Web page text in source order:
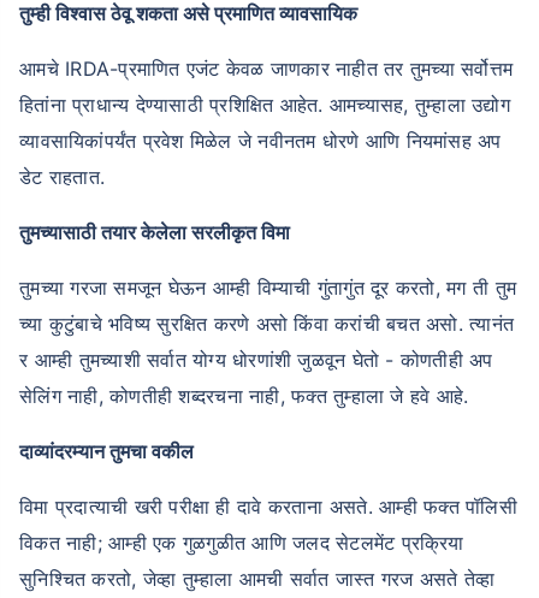
तुम्ही विश्वास ठेवू शकता असे प्रमाणित व्यावसायिक
आमचे IRDA-प्रमाणित एजंट केवळ जाणकार नाहीत तर तुमच्या सर्वोत्तम
हितांना प्राधान्य देण्यासाठी प्रशिक्षित आहेत. आमच्यासह, तुम्हाला उद्योग
व्यावसायिकांपर्यंत प्रवेश मिळेल जे नवीनतम धोरणे आणि नियमांसह अप
डेट राहतात.
तुमच्यासाठी तयार केलेला सरलीकृत विमा
तुमच्या गरजा समजून घेऊन आम्ही विम्याची गुंतागुंत दूर करतो, मग ती तुम
च्या कुटुंबाचे भविष्य सुरक्षित करणे असो किंवा करांची बचत असो. त्यानंत
र आम्ही तुमच्याशी सर्वात योग्य धोरणांशी जुळवून घेतो - कोणतीही अप
सेलिंग नाही, कोणतीही शब्दरचना नाही, फक्त तुम्हाला जे हवे आहे.
दाव्यांदरम्यान तुमचा वकील
विमा प्रदात्याची खरी परीक्षा ही दावे करताना असते. आम्ही फक्त पॉलिसी
विकत नाही; आम्ही एक गुळगुळीत आणि जलद सेटलमेंट प्रक्रिया
सुनिश्चित करतो, जेव्हा तुम्हाला आमची सर्वात जास्त गरज असते तेव्हा